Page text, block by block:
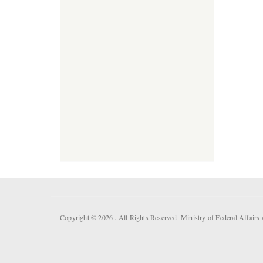
Copyright © 2026 . All Rights Reserved. Ministry of Federal Affairs